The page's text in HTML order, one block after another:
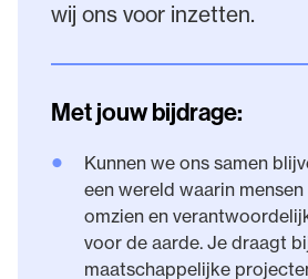
wij ons voor inzetten.
Met jouw bijdrage:
•
Kunnen we ons samen
een wereld waarin
omzien en
voor de aarde. Je draagt
maatschappelijke